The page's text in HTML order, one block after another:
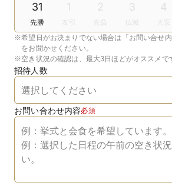
31
先勝
1
友引
2
先負
3
仏滅
4
大安
※希望日がお決まりでない場合は「お問い合せ
をお聞かせください。
※空き状況の確認は、最大3日ほどがオススメで
招待人数
お問い合わせ内容必須